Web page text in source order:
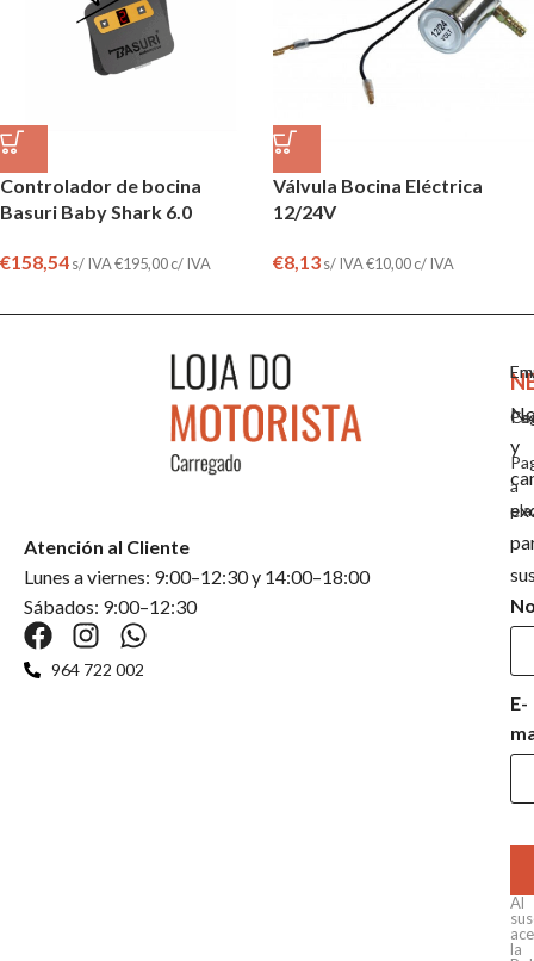
Controlador de bocina
Basuri Baby Shark 6.0
€158,54s/ IVA€195,00c/ IVA
Válvula Bocina Eléctrica
12/24V
€8,13s/ IVA€10,00c/ IVA
a
Atención al Cliente
Lunes a viernes: 9:00–12:30 y 14:00–18:00
Sábados: 9:00–12:30
964 722 002
y
E-
Al
la